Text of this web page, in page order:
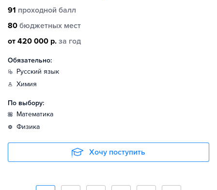
91 проходной балл
80 бюджетных мест
от 420 000 р. за год
Обязательно:
русский язык
химия
По выбору:
математика
физика
Хочу поступить